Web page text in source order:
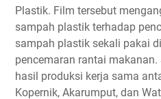
Plastik. Film tersebut
sampah plastik terhadap
sampah plastik sekali pakai
pencemaran rantai
hasil produksi kerja sama
Kopernik, Akarumput, dan